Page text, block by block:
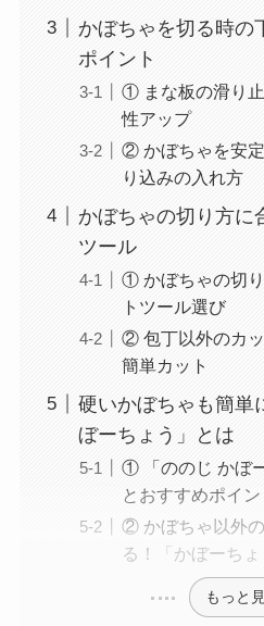
かぼちゃを切る時の
ポイント
① まな板の滑り
性アップ
② かぼちゃを安
り込みの入れ方
かぼちゃの切り方に
ツール
① かぼちゃの切
トツール選び
② 包丁以外のカ
簡単カット
硬いかぼちゃも簡単
ぼーちょう」とは
① 「ののじ かぼ
とおすすめポイン
② かぼちゃ以外
る！「かぼーち
もっと